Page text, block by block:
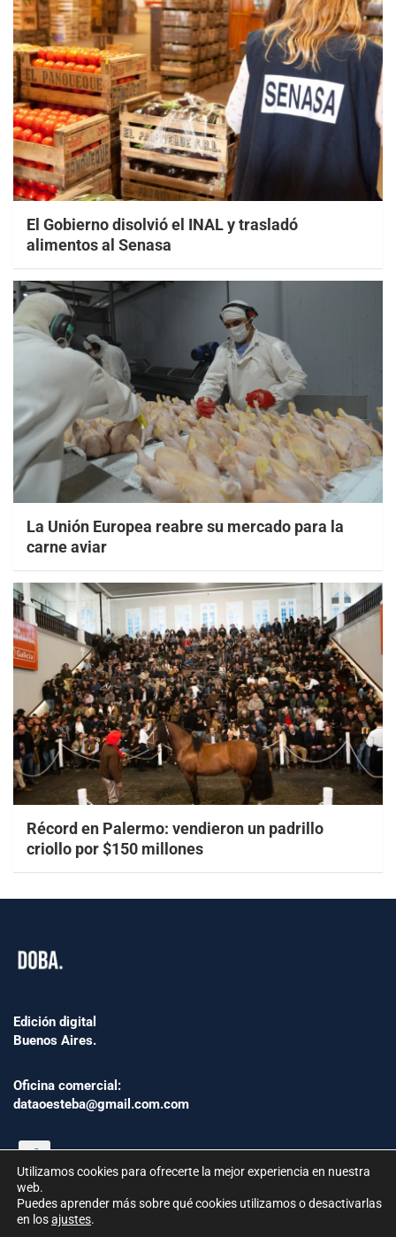
El Gobierno disolvió el INAL y trasladó
alimentos al Senasa
La Unión Europea reabre su mercado para la
carne aviar
Récord en Palermo: vendieron un padrillo
criollo por $150 millones
Edición digital
Buenos Aires.
Oficina comercial:
dataoesteba@gmail.com.com
Utilizamos cookies para ofrecerte la mejor experiencia en nuestra
web.
Puedes aprender más sobre qué cookies utilizamos o desactivarlas
en losajustes.